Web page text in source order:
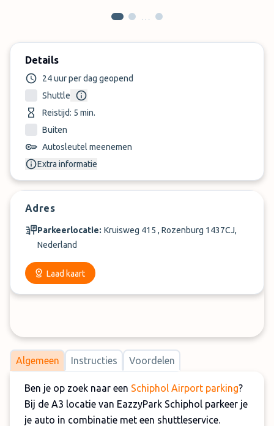
…
Details
24 uur per dag geopend
Shuttle
Reistijd: 5 min.
Buiten
Autosleutel meenemen
Extra informatie
Adres
Parkeerlocatie: Kruisweg 415 , Rozenburg 1437CJ,
Nederland
Laad kaart
Algemeen Instructies Voordelen
Ben je op zoek naar een Schiphol Airport parking?
Bij de A3 locatie van EazzyPark Schiphol parkeer je
je auto in combinatie met een shuttleservice.